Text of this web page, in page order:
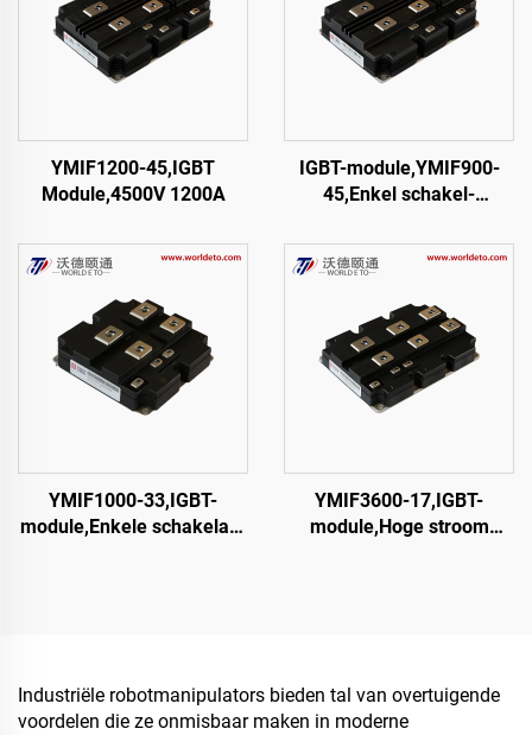
YMIF1200-45,IGBT
Module,4500V 1200A
IGBT-module,YMIF900-
45,Enkel schakel-
YMIF1000-33,IGBT-
module,Enkele schakelaar
YMIF3600-17,IGBT-
module,Hoge stroom
Industriële robotmanipulators bieden tal van overtuigende
voordelen die ze onmisbaar maken in moderne